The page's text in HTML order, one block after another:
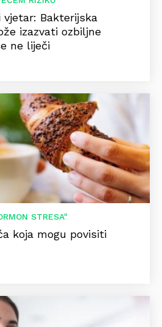
vjetar: Bakterijska
izazvati ozbiljne
ne liječi
STRESA"
koja mogu povisiti